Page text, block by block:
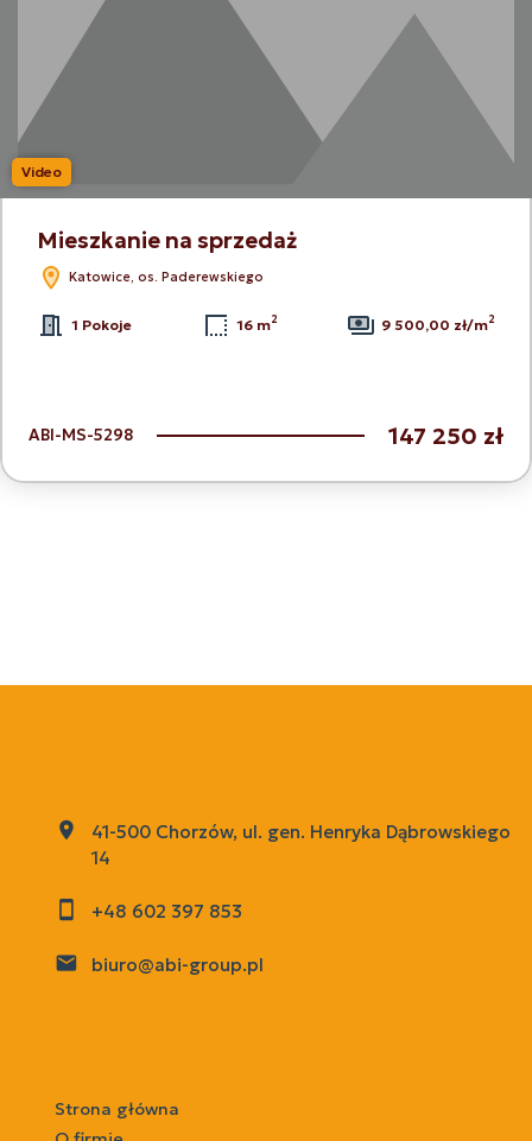
Video
Mieszkanie na sprzedaż
Katowice, os. Paderewskiego
1 Pokoje 16 m2 9 500,00 zł/m2
ABI-MS-5298 147 250 zł
41-500 Chorzów, ul. gen. Henryka Dąbrowskiego
14
+48 602 397 853
biuro@abi-group.pl
Strona główna